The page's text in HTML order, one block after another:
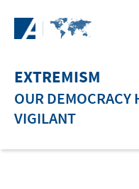
EXTREMISM
OUR DEMOCRACY
VIGILANT